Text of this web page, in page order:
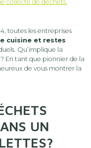
collecte de déchets.
toutes les entreprises
cuisine et restes
Qu’implique la
En tant que pionnier de la
de vous montrer la
UN